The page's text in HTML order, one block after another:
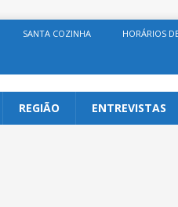
SANTA COZINHA HORÁRIOS
REGIÃO ENTREVISTAS